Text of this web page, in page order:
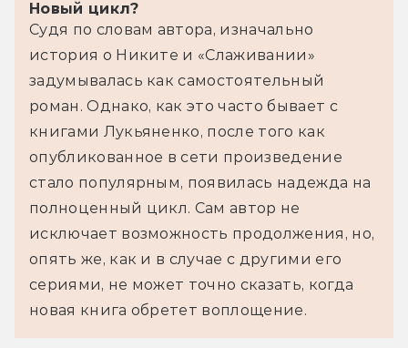
Новый цикл?
Судя по словам автора, изначально
история о Никите и «Слаживании»
задумывалась как самостоятельный
роман. Однако, как это часто бывает с
книгами Лукьяненко, после того как
опубликованное в сети произведение
стало популярным, появилась надежда на
полноценный цикл. Сам автор не
исключает возможность продолжения, но,
опять же, как и в случае с другими его
сериями, не может точно сказать, когда
новая книга обретет воплощение.